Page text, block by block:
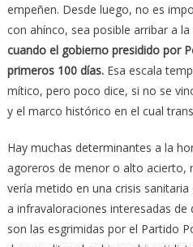
empeñen. Desde luego, no es
con ahínco, sea posible arribar a
cuando el gobierno presidido por
primeros 100 días.Esa escala
mítico, pero poco dice, si no se
y el marco histórico en el cual
Hay muchas determinantes a la
agoreros de menor o alto acierto,
vería metido en una crisis
a infravaloraciones interesadas
son las esgrimidas por el Partido